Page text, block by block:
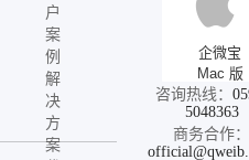
户
案
例
解
决
方
案
企微宝
Mac 版
咨询热线：
5048363
商务合作：